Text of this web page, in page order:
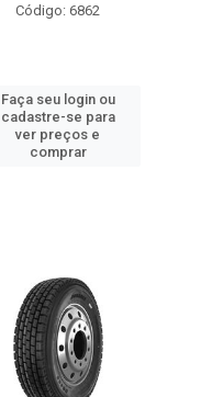
Código: 6862
Faça seu login ou
cadastre-se para
ver preços e
comprar